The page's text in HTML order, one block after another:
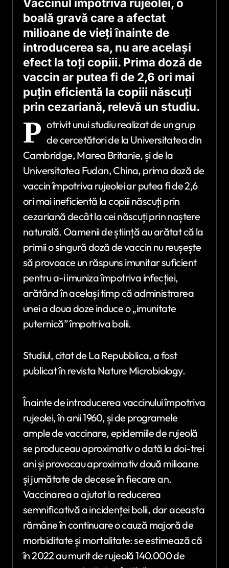
boală gravă care a afectat
milioane de vieți înainte de
introducerea sa, nu are același
efect la toți copiii. Prima doză de
vaccin ar putea fi de 2,6 ori mai
puțin eficientă la copiii născuți
prin cezariană, relevă un studiu.
P otrivit unui studiu realizat de un grup
de cercetători de la Universitatea din
Cambridge, Marea Britanie, și de la
Universitatea Fudan, China, prima doză de
vaccin împotriva rujeolei ar putea fi de 2,6
ori mai ineficientă la copiii născuți prin
cezariană decât la cei născuți prin naștere
naturală. Oamenii de știință au arătat că la
primii o singură doză de vaccin nu reușește
să provoace un răspuns imunitar suficient
pentru a-i imuniza împotriva infecției,
arătând în același timp că administrarea
unei a doua doze induce o „imunitate
puternică” împotriva bolii.
Studiul, citat de La Repubblica, a fost
publicat în revista Nature Microbiology.
Înainte de introducerea vaccinului împotriva
rujeolei, în anii 1960, și de programele
ample de vaccinare, epidemiile de rujeolă
se produceau aproximativ o dată la doi-trei
ani și provocau aproximativ două milioane
și jumătate de decese în fiecare an.
Vaccinarea a ajutat la reducerea
semnificativă a incidenței bolii, dar aceasta
rămâne în continuare o cauză majoră de
morbiditate și mortalitate: se estimează că
în 2022 au murit de rujeolă 140.000 de